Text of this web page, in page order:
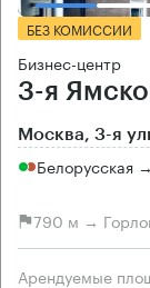
БЕЗ КОМИССИИ
Бизнес-центр
3-я
Москва, 3-я
Белорусская
790 м →
Арендуемые